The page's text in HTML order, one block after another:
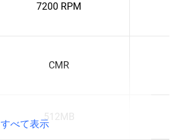
7200 RPM
CMR
512MB
すべて表示